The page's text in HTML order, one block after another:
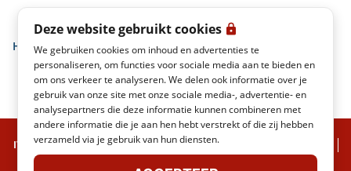
Deze website gebruikt cookies
We gebruiken cookies om inhoud en advertenties te
personaliseren, om functies voor sociale media aan te bieden en
om ons verkeer te analyseren. We delen ook informatie over je
gebruik van onze site met onze sociale media-, advertentie- en
analysepartners die deze informatie kunnen combineren met
andere informatie die je aan hen hebt verstrekt of die zij hebben
verzameld via je gebruik van hun diensten.
Home Alghero
ITALO ECHTE TIJD PRIVACYBELEID
WETTELIJKE OPMERKINGEN